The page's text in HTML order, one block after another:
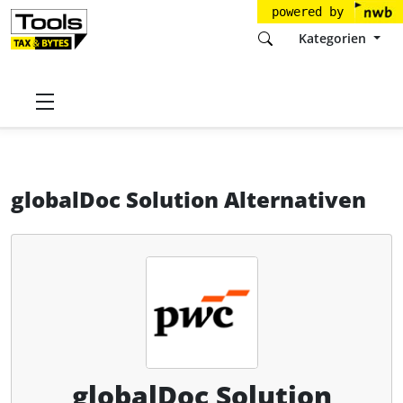
powered by
Kategorien
Startseite
globalDoc Solution Alternativen
globalDoc Solution